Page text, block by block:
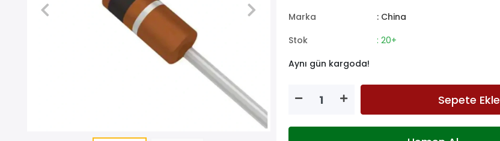
Marka
: China
Stok
: 20+
Aynı gün kargoda!
Sepete Ekle